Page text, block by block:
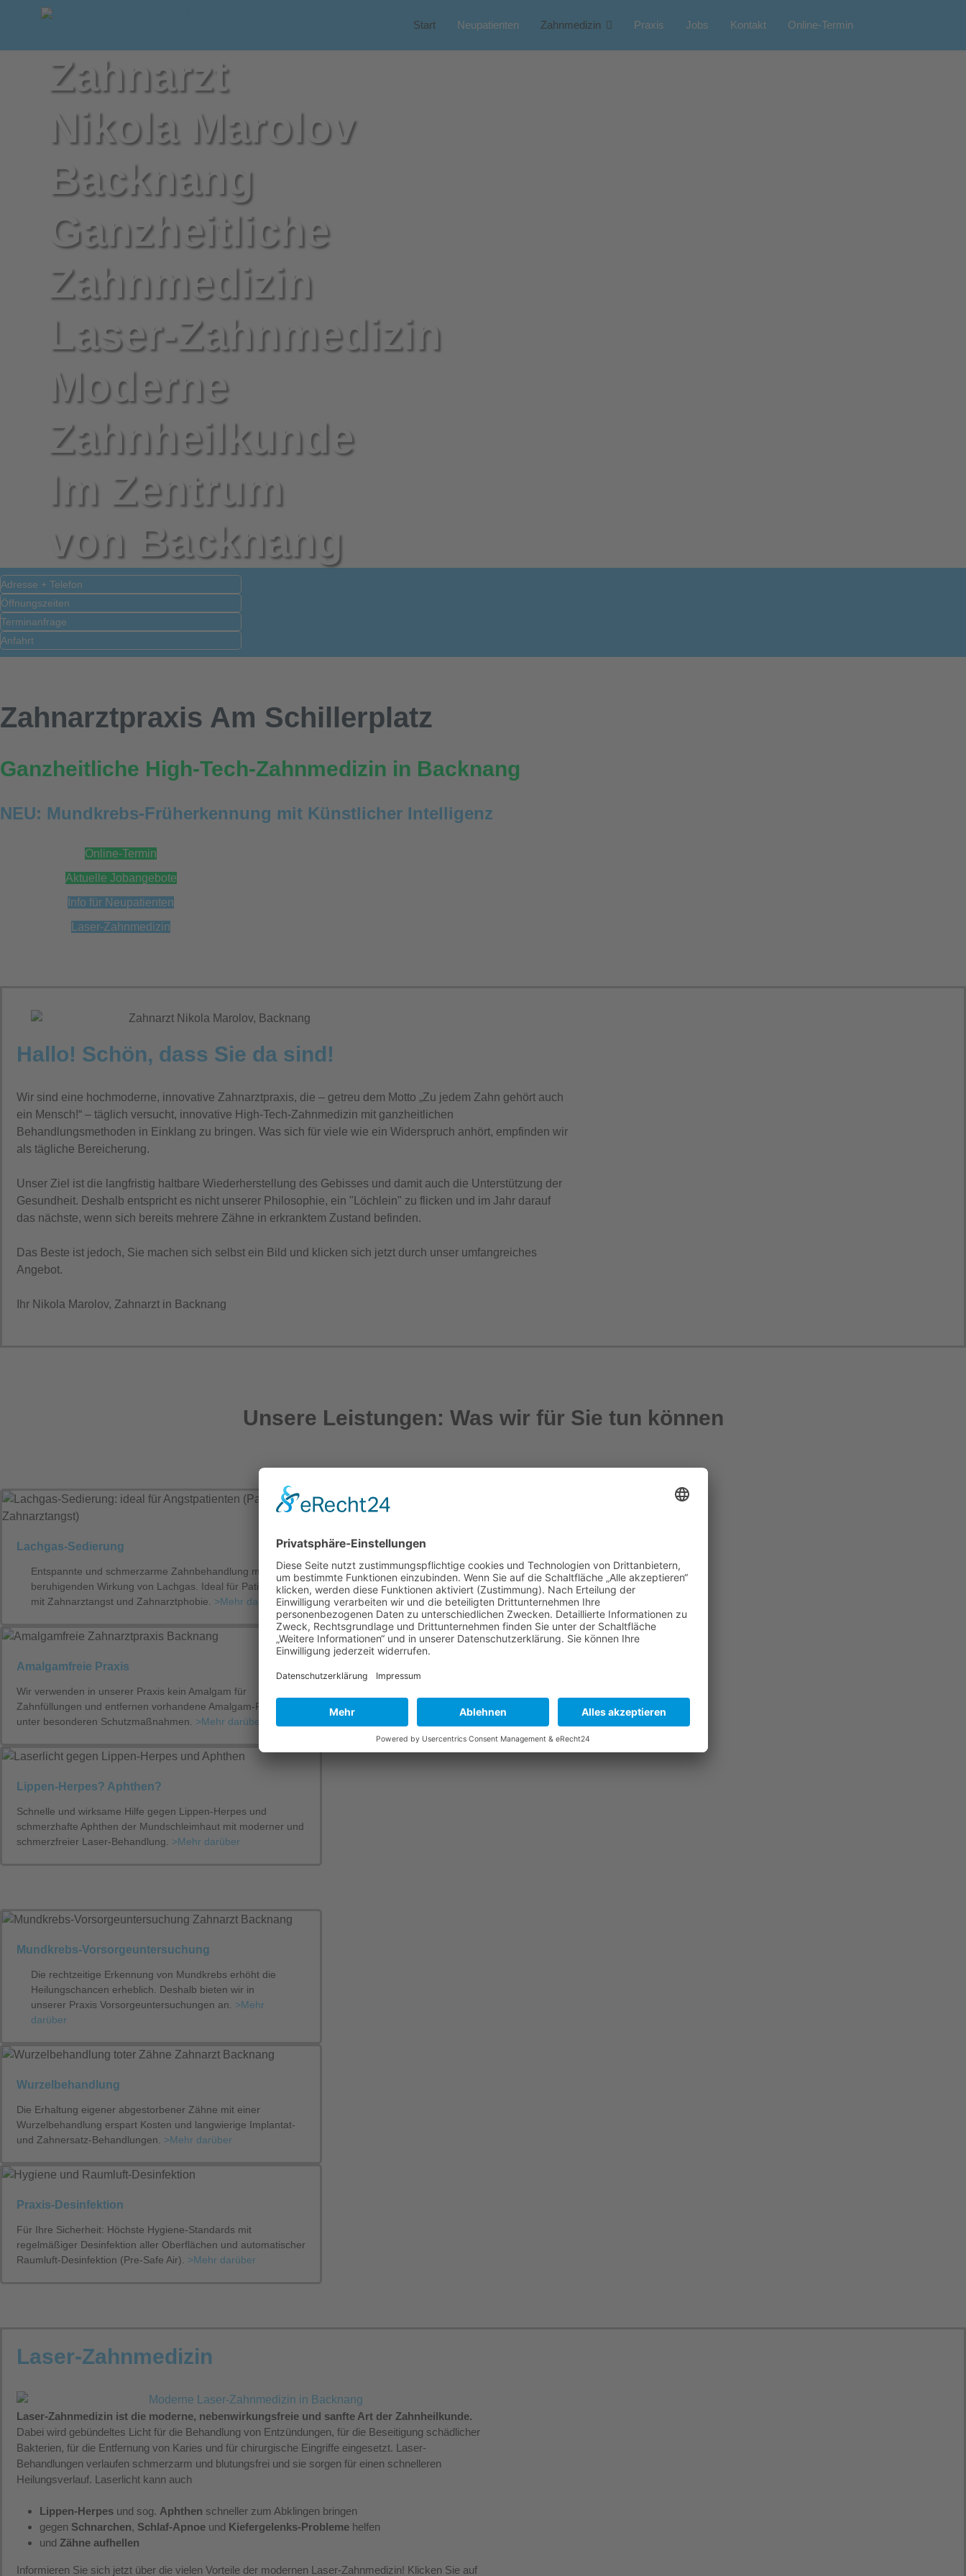
Start Neupatienten Zahnmedizin Praxis Jobs Kontakt Online-Termin
Zahnarzt
Nikola Marolov
Backnang
Ganzheitliche
Zahnmedizin
Laser-Zahnmedizin
Moderne
Zahnheilkunde
Im Zentrum
von Backnang
Adresse + Telefon
Öffnungszeiten
Terminanfrage
Anfahrt
Zahnarztpraxis Am Schillerplatz
Ganzheitliche High-Tech-Zahnmedizin in Backnang
NEU: Mundkrebs-Früherkennung mit Künstlicher Intelligenz
Online-Termin
Aktuelle Jobangebote
Info für Neupatienten
Laser-Zahnmedizin
Hallo! Schön, dass Sie da sind!
Wir sind eine hochmoderne, innovative Zahnarztpraxis, die – getreu dem Motto „Zu jedem Zahn gehört auch
ein Mensch!“ – täglich versucht, innovative High-Tech-Zahnmedizin mit ganzheitlichen
Behandlungsmethoden in Einklang zu bringen. Was sich für viele wie ein Widerspruch anhört, empfinden wir
als tägliche Bereicherung.
Unser Ziel ist die langfristig haltbare Wiederherstellung des Gebisses und damit auch die Unterstützung der
Gesundheit. Deshalb entspricht es nicht unserer Philosophie, ein "Löchlein" zu flicken und im Jahr darauf
das nächste, wenn sich bereits mehrere Zähne in erkranktem Zustand befinden.
Das Beste ist jedoch, Sie machen sich selbst ein Bild und klicken sich jetzt durch unser umfangreiches
Angebot.
Ihr Nikola Marolov, Zahnarzt in Backnang
Unsere Leistungen: Was wir für Sie tun können
Lachgas-Sedierung
Entspannte und schmerzarme Zahnbehandlung mit der
beruhigenden Wirkung von Lachgas. Ideal für Patienten
mit Zahnarztangst und Zahnarztphobie. >Mehr darüber
Amalgamfreie Praxis
Wir verwenden in unserer Praxis kein Amalgam für
Zahnfüllungen und entfernen vorhandene Amalgam-Füllungen
unter besonderen Schutzmaßnahmen. >Mehr darüber
Lippen-Herpes? Aphthen?
Schnelle und wirksame Hilfe gegen Lippen-Herpes und
schmerzhafte Aphthen der Mundschleimhaut mit moderner und
schmerzfreier Laser-Behandlung. >Mehr darüber
Mundkrebs-Vorsorgeuntersuchung
Die rechtzeitige Erkennung von Mundkrebs erhöht die
Heilungschancen erheblich. Deshalb bieten wir in
unserer Praxis Vorsorgeuntersuchungen an. >Mehr
darüber
Wurzelbehandlung
Die Erhaltung eigener abgestorbener Zähne mit einer
Wurzelbehandlung erspart Kosten und langwierige Implantat-
und Zahnersatz-Behandlungen. >Mehr darüber
Praxis-Desinfektion
Für Ihre Sicherheit: Höchste Hygiene-Standards mit
regelmäßiger Desinfektion aller Oberflächen und automatischer
Raumluft-Desinfektion (Pre-Safe Air). >Mehr darüber
Laser-Zahnmedizin
Laser-Zahnmedizin ist die moderne, nebenwirkungsfreie und sanfte Art der Zahnheilkunde.
Dabei wird gebündeltes Licht für die Behandlung von Entzündungen, für die Beseitigung schädlicher
Bakterien, für die Entfernung von Karies und für chirurgische Eingriffe eingesetzt. Laser-
Behandlungen verlaufen schmerzarm und blutungsfrei und sie sorgen für einen schnelleren
Heilungsverlauf. Laserlicht kann auch
Lippen-Herpes und sog. Aphthen schneller zum Abklingen bringen
gegen Schnarchen, Schlaf-Apnoe und Kiefergelenks-Probleme helfen
und Zähne aufhellen
Informieren Sie sich jetzt über die vielen Vorteile der modernen Laser-Zahnmedizin! Klicken Sie auf